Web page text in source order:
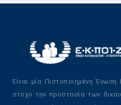
Είναι μία Πιστοποιημένη
στόχο την προστασία των